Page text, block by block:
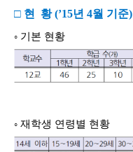
□ 현 황 (’15년 4월 기준)
◦ 기본 현황
◦ 재학생 연령별 현황